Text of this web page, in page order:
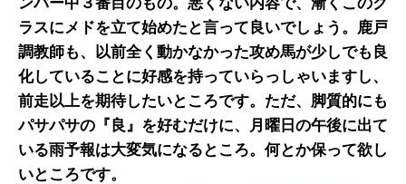
ラスにメドを立て始めたと言って良いでしょう。鹿戸
調教師も、以前全く動かなかった攻め馬が少しでも良
化していることに好感を持っていらっしゃいますし、
前走以上を期待したいところです。ただ、脚質的にも
パサパサの『良』を好むだけに、月曜日の午後に出て
いる雨予報は大変気になるところ。何とか保って欲し
いところです。